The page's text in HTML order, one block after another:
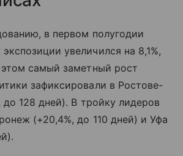
в первом полугодии
увеличился на 8,1%,
самый заметный рост
зафиксировали в Ростове-
до 128 дней). В тройку лидеров
(+20,4%, до 110 дней) и Уфа